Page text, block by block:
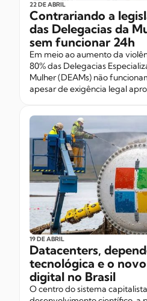
22 DE ABRIL
Contrariando a
das Delegacias da
sem funcionar 24h
Em meio ao aumento da
80% das Delegacias
Mulher (DEAMs) não
apesar de exigência legal
19 DE ABRIL
Datacenters,
tecnológica e o
digital no Brasil
O centro do sistema